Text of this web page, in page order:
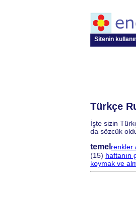
Sitenin
Türkçe
İşte sizin
da sözcük
temel renkler
(15) haftanın
koymak ve